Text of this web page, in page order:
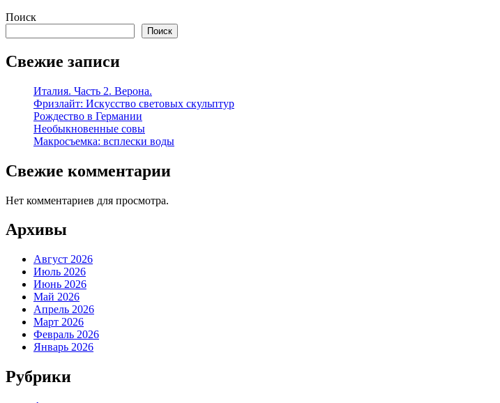
Поиск
Поиск
Свежие записи
Италия. Часть 2. Верона.
Фризлайт: Искусство световых скульптур
Рождество в Германии
Необыкновенные совы
Макросъемка: всплески воды
Свежие комментарии
Нет комментариев для просмотра.
Архивы
Август 2026
Июль 2026
Июнь 2026
Май 2026
Апрель 2026
Март 2026
Февраль 2026
Январь 2026
Рубрики